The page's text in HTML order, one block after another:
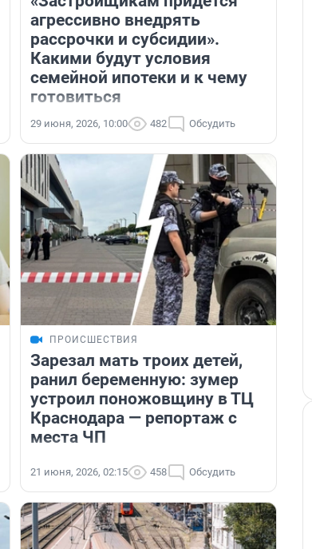
агрессивно внедрять
рассрочки и субсидии».
Какими будут условия
семейной ипотеки и к чему
готовиться
29 июня, 2026, 10:00 482 Обсудить
ПРОИСШЕСТВИЯ
Зарезал мать троих детей,
ранил беременную: зумер
устроил поножовщину в ТЦ
Краснодара — репортаж с
места ЧП
21 июня, 2026, 02:15 458 Обсудить